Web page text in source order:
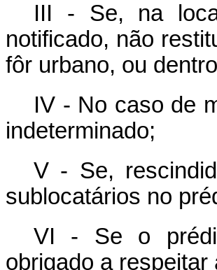
III - Se, na
notificado, não
fôr urbano, ou
IV - No caso de
indeterminado;
V - Se,
sublocatários no
VI - Se o
obrigado a